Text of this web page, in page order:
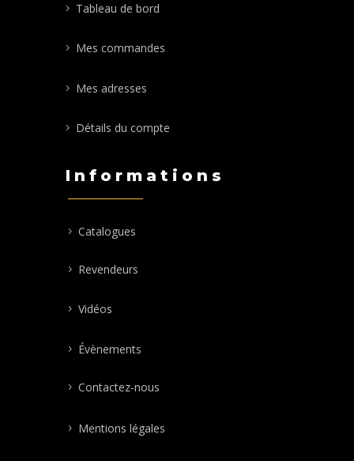
Tableau de bord
Mes commandes
Mes adresses
Détails du compte
Informations
Catalogues
Revendeurs
Vidéos
Évènements
Contactez-nous
Mentions légales